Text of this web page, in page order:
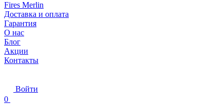
Fires Merlin
Доставка и оплата
Гарантия
О нас
Блог
Акции
Контакты
Войти
0